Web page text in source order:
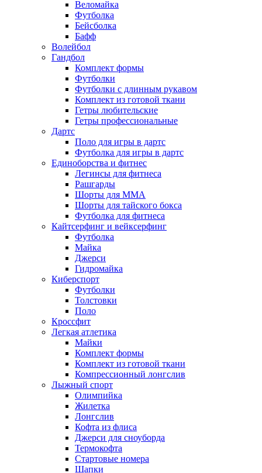
Веломайка
Футболка
Бейсболка
Бафф
Волейбол
Гандбол
Комплект формы
Футболки
Футболки с длинным рукавом
Комплект из готовой ткани
Гетры любительские
Гетры профессиональные
Дартс
Поло для игры в дартс
Футболка для игры в дартс
Единоборства и фитнес
Легинсы для фитнеса
Рашгарды
Шорты для MMA
Шорты для тайского бокса
Футболка для фитнеса
Кайтсерфинг и вейксерфинг
Футболка
Майка
Джерси
Гидромайка
Киберспорт
Футболки
Толстовки
Поло
Кроссфит
Легкая атлетика
Майки
Комплект формы
Комплект из готовой ткани
Компрессионный лонгслив
Лыжный спорт
Олимпийка
Жилетка
Лонгслив
Кофта из флиса
Джерси для сноуборда
Термокофта
Стартовые номера
Шапки